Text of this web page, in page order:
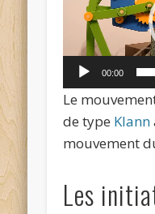
00:00
Le
de type Klann
mouvement
Les